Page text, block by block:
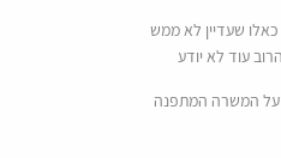
שעדיין לא ממש
עוד לא יודע
המשרה המתפנה